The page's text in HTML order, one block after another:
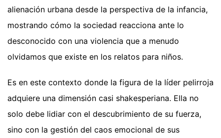
alienación urbana desde la perspectiva de la infancia,
mostrando cómo la sociedad reacciona ante lo
desconocido con una violencia que a menudo
olvidamos que existe en los relatos para niños.
Es en este contexto donde la figura de la líder pelirroja
adquiere una dimensión casi shakesperiana. Ella no
solo debe lidiar con el descubrimiento de su fuerza,
sino con la gestión del caos emocional de sus